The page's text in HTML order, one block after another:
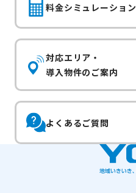
料金シミュレーション
対応エリア・
導入物件のご案内
よくあるご質問